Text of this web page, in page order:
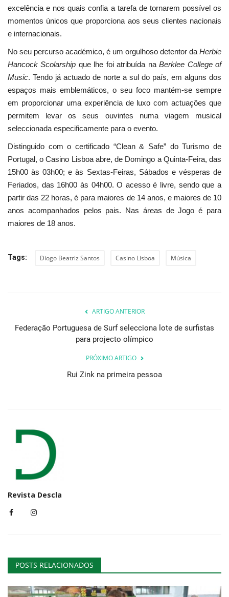
excelência e nos quais confia a tarefa de tornarem possível os
momentos únicos que proporciona aos seus clientes nacionais
e internacionais.
No seu percurso académico, é um orgulhoso detentor da Herbie
Hancock Scolarship que lhe foi atribuída naBerklee College of
Music. Tendo já actuado de norte a sul do país, em alguns dos
espaços mais emblemáticos, o seu foco mantém-se sempre
em proporcionar uma experiência de luxo com actuações que
permitem levar os seus ouvintes numa viagem musical
seleccionada especificamente para o evento.
Distinguido com o certificado “Clean & Safe” do Turismo de
Portugal, o Casino Lisboa abre, de Domingo a Quinta-Feira, das
15h00 às 03h00; e às Sextas-Feiras, Sábados e vésperas de
Feriados, das 16h00 às 04h00. O acesso é livre, sendo que a
partir das 22 horas, é para maiores de 14 anos, e maiores de 10
anos acompanhados pelos pais. Nas áreas de Jogo é para
maiores de 18 anos.
Tags: Diogo Beatriz Santos Casino Lisboa Música
ARTIGO ANTERIOR
Federação Portuguesa de Surf selecciona lote de surfistas
para projecto olímpico
PRÓXIMO ARTIGO
Rui Zink na primeira pessoa
Revista Descla
POSTS RELACIONADOS